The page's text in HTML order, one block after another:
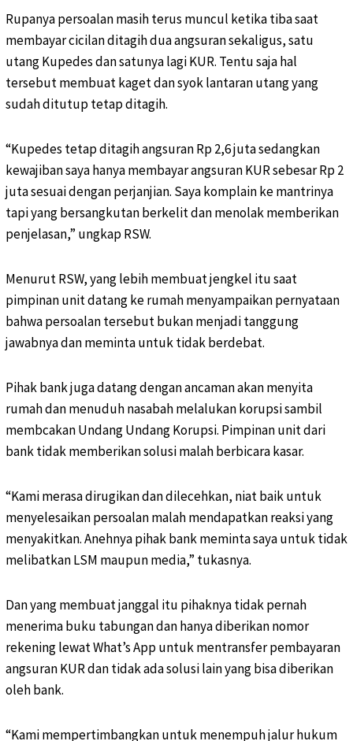
Rupanya persoalan masih terus muncul ketika tiba saat
membayar cicilan ditagih dua angsuran sekaligus, satu
utang Kupedes dan satunya lagi KUR. Tentu saja hal
tersebut membuat kaget dan syok lantaran utang yang
sudah ditutup tetap ditagih.
“Kupedes tetap ditagih angsuran Rp 2,6 juta sedangkan
kewajiban saya hanya membayar angsuran KUR sebesar Rp 2
juta sesuai dengan perjanjian. Saya komplain ke mantrinya
tapi yang bersangkutan berkelit dan menolak memberikan
penjelasan,” ungkap RSW.
Menurut RSW, yang lebih membuat jengkel itu saat
pimpinan unit datang ke rumah menyampaikan pernyataan
bahwa persoalan tersebut bukan menjadi tanggung
jawabnya dan meminta untuk tidak berdebat.
Pihak bank juga datang dengan ancaman akan menyita
rumah dan menuduh nasabah melalukan korupsi sambil
membcakan Undang Undang Korupsi. Pimpinan unit dari
bank tidak memberikan solusi malah berbicara kasar.
“Kami merasa dirugikan dan dilecehkan, niat baik untuk
menyelesaikan persoalan malah mendapatkan reaksi yang
menyakitkan. Anehnya pihak bank meminta saya untuk tidak
melibatkan LSM maupun media,” tukasnya.
Dan yang membuat janggal itu pihaknya tidak pernah
menerima buku tabungan dan hanya diberikan nomor
rekening lewat What’s App untuk mentransfer pembayaran
angsuran KUR dan tidak ada solusi lain yang bisa diberikan
oleh bank.
“Kami mempertimbangkan untuk menempuh jalur hukum